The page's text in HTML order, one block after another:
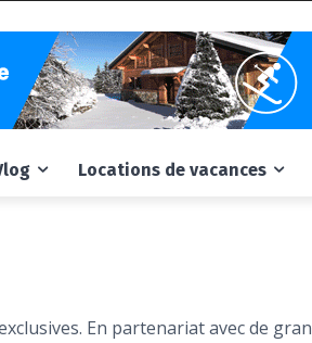
Locations de vacances
En partenariat avec de